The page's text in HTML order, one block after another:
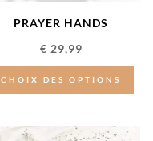
PRAYER HANDS
€ 29,99
CHOIX DES OPTIONS